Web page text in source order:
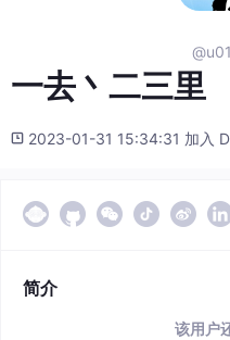
一去丶二三里
2023-01-31 15:34:31 加入
简介
该用户